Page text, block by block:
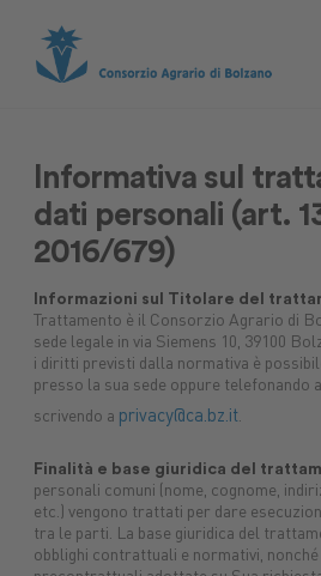
Protezione
Macchine
Mercato
macchine
Informativa sul
dati personali (art.
2016/679)
Informazioni sul Titolare del
Trattamento è il Consorzio Agrario di
sede legale in via Siemens 10, 39100
i diritti previsti dalla normativa è
presso la sua sede oppure telefonando
scrivendo a privacy@ca.bz.it.
Finalità e base giuridica del
personali comuni (nome, cognome,
etc.) vengono trattati per dare
tra le parti. La base giuridica del
obblighi contrattuali e normativi, nonché